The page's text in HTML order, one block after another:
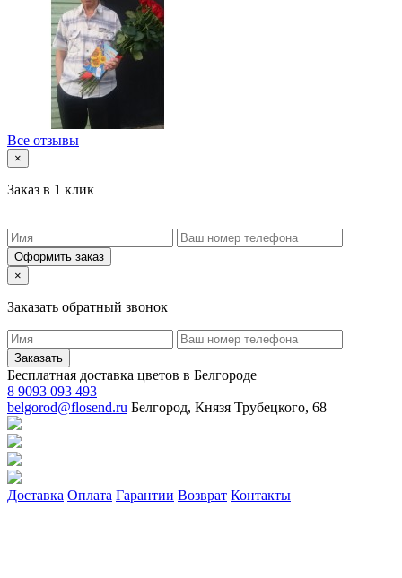
Все отзывы
×
Заказ в 1 клик
Оформить заказ
×
Заказать обратный звонок
Заказать
Бесплатная доставка цветов в Белгороде
8 9093 093 493
belgorod@flosend.ru Белгород, Князя Трубецкого, 68
Доставка Оплата Гарантии Возврат Контакты